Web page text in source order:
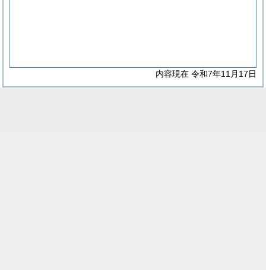
内容現在 令和7年11月17日